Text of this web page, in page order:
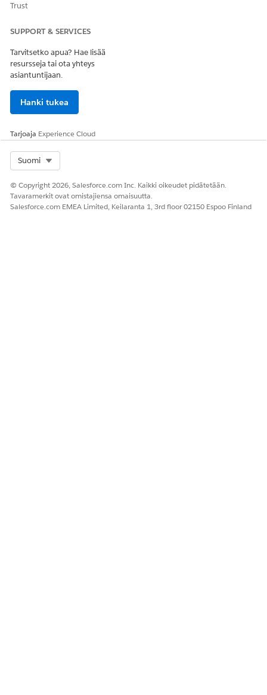
Trust
SUPPORT & SERVICES
Tarvitsetko apua? Hae lisää
resursseja tai ota yhteys
asiantuntijaan.
Hanki tukea
Tarjoaja Experience Cloud
Suomi
© Copyright 2026, Salesforce.com Inc. Kaikki oikeudet pidätetään.
Tavaramerkit ovat omistajiensa omaisuutta.
Salesforce.com EMEA Limited, Keilaranta 1, 3rd floor 02150 Espoo Finland